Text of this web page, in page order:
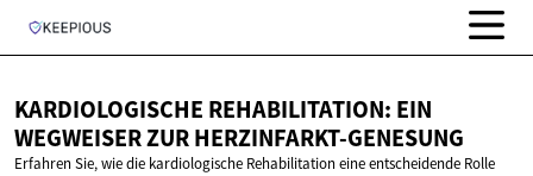
KARDIOLOGISCHE REHABILITATION: EIN
WEGWEISERZUR HERZINFARKT-GENESUNG
Erfahren Sie, wie die kardiologische Rehabilitation eine entscheidende Rolle